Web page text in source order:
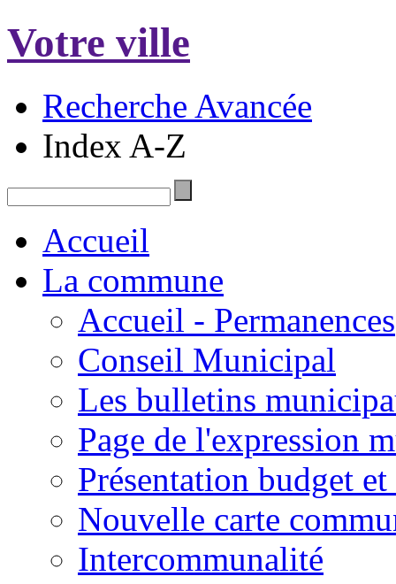
Votre ville
Recherche Avancée
Index A-Z
Accueil
La commune
Accueil - Permanences
Conseil Municipal
Les bulletins
Page de l'expression
Présentation budget
Nouvelle carte
Intercommunalité